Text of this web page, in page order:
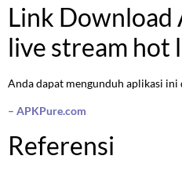
Link Download
live stream hot
Anda dapat mengunduh aplikasi
– APKPure.com
Referensi